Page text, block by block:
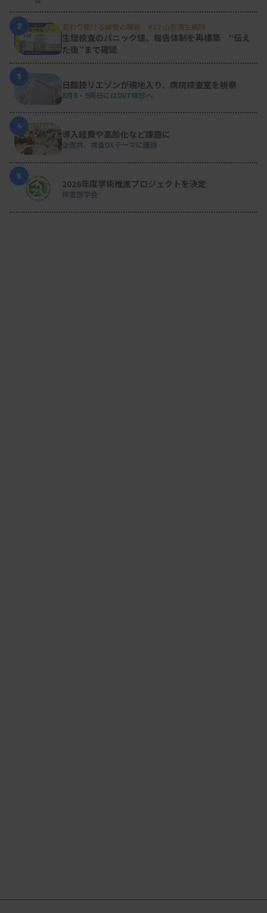
2 変わり続ける検査の現場 #32 山形済生病院
生理検査のパニック値、報告体制を再構築 “伝え
た後”まで確認
3
日臨技リエゾンが現地入り、病院検査室を視察
8月8・9両日にはDVT検診へ
4
導入経費や高齢化など課題に
全医共、検査DXテーマに議論
5
2026年度学術推進プロジェクトを決定
検査医学会